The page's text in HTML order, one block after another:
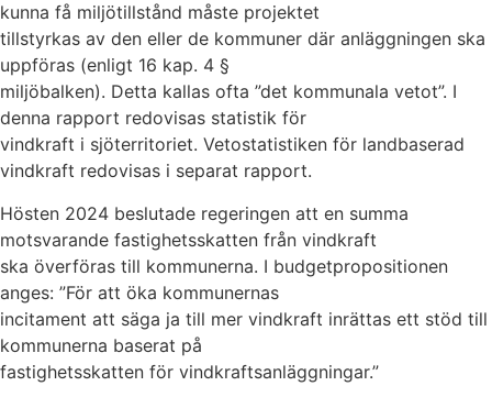
kunna få miljötillstånd måste projektet
tillstyrkas av den eller de kommuner där anläggningen ska
uppföras (enligt 16 kap. 4 §
miljöbalken). Detta kallas ofta ”det kommunala vetot”. I
denna rapport redovisas statistik för
vindkraft i sjöterritoriet. Vetostatistiken för landbaserad
vindkraft redovisas i separat rapport.
Hösten 2024 beslutade regeringen att en summa
motsvarande fastighetsskatten från vindkraft
ska överföras till kommunerna. I budgetpropositionen
anges: ”För att öka kommunernas
incitament att säga ja till mer vindkraft inrättas ett stöd till
kommunerna baserat på
fastighetsskatten för vindkraftsanläggningar.”